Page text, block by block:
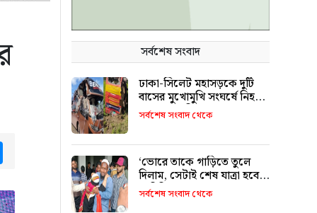
সর্বশেষ সংবাদ
ঢাকা-সিলেট মহাসড়কে দুটি
বাসের মুখোমুখি সংঘর্ষে নিহত
৯ জনের পরিচয় শনাক্ত
সর্বশেষ সংবাদ থেকে
‘ভোরে তাকে গাড়িতে তুলে
দিলাম, সেটাই শেষ যাত্রা হবে
ভাবিনি’
সর্বশেষ সংবাদ থেকে